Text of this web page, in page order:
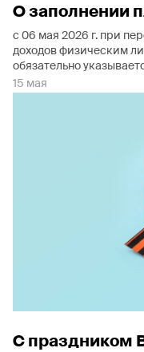
О заполнении
с 06 мая 2026 г. при
доходов физическим
обязательно
15 мая
С праздником